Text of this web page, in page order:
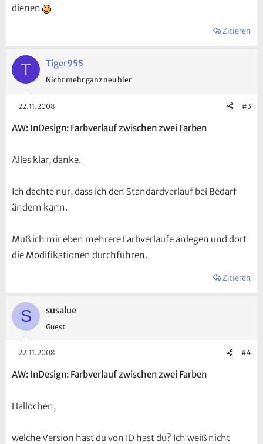
dienen
Zitieren
T Tiger955
Nicht mehr ganz neu hier
22.11.2008 #3
AW: InDesign: Farbverlauf zwischen zwei Farben
Alles klar, danke.
Ich dachte nur, dass ich den Standardverlauf bei Bedarf
ändern kann.
Muß ich mir eben mehrere Farbverläufe anlegen und dort
die Modifikationen durchführen.
Zitieren
S susalue
Guest
22.11.2008 #4
AW: InDesign: Farbverlauf zwischen zwei Farben
Hallochen,
welche Version hast du von ID hast du? Ich weiß nicht